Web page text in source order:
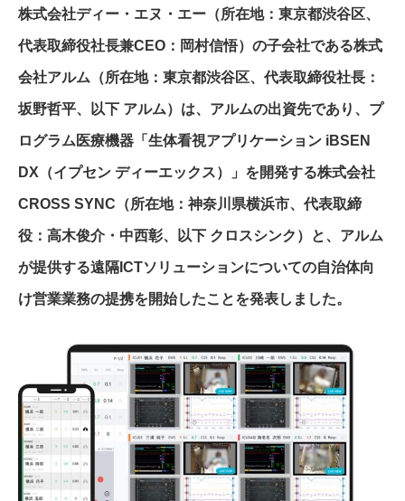
株式会社ディー・エヌ・エー（所在地：東京都渋谷区、
代表取締役社長兼CEO：岡村信悟）の子会社である株式
会社アルム（所在地：東京都渋谷区、代表取締役社長：
坂野哲平、以下 アルム）は、アルムの出資先であり、プ
ログラム医療機器「生体看視アプリケーション iBSEN
DX（イプセン ディーエックス）」を開発する株式会社
CROSS SYNC（所在地：神奈川県横浜市、代表取締
役：高木俊介・中西彰、以下 クロスシンク）と、アルム
が提供する遠隔ICTソリューションについての自治体向
け営業業務の提携を開始したことを発表しました。